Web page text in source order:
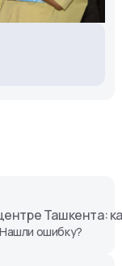
Ташкента:
Нашли ошибку?